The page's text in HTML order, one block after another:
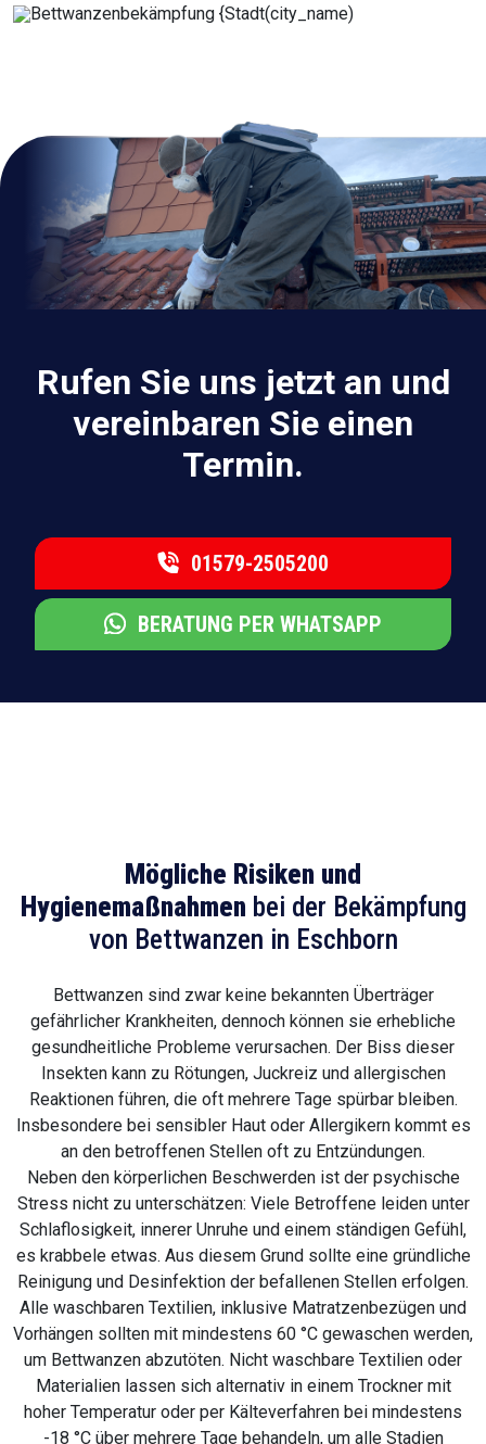
Rufen Sie uns jetzt an und
vereinbaren Sie einen
Termin.
01579-2505200
BERATUNG PER WHATSAPP
Mögliche Risiken und
Hygienemaßnahmen bei der Bekämpfung
von Bettwanzen in Eschborn
Bettwanzen sind zwar keine bekannten Überträger
gefährlicher Krankheiten, dennoch können sie erhebliche
gesundheitliche Probleme verursachen. Der Biss dieser
Insekten kann zu Rötungen, Juckreiz und allergischen
Reaktionen führen, die oft mehrere Tage spürbar bleiben.
Insbesondere bei sensibler Haut oder Allergikern kommt es
an den betroffenen Stellen oft zu Entzündungen.
Neben den körperlichen Beschwerden ist der psychische
Stress nicht zu unterschätzen: Viele Betroffene leiden unter
Schlaflosigkeit, innerer Unruhe und einem ständigen Gefühl,
es krabbele etwas. Aus diesem Grund sollte eine gründliche
Reinigung und Desinfektion der befallenen Stellen erfolgen.
Alle waschbaren Textilien, inklusive Matratzenbezügen und
Vorhängen sollten mit mindestens 60 °C gewaschen werden,
um Bettwanzen abzutöten. Nicht waschbare Textilien oder
Materialien lassen sich alternativ in einem Trockner mit
hoher Temperatur oder per Kälteverfahren bei mindestens
-18 °C über mehrere Tage behandeln, um alle Stadien